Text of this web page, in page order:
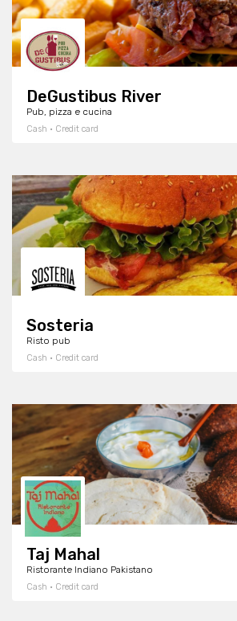
DeGustibus River
Pub, pizza e cucina
Cash · Credit card
Sosteria
Risto pub
Cash · Credit card
Taj Mahal
Ristorante Indiano Pakistano
Cash · Credit card